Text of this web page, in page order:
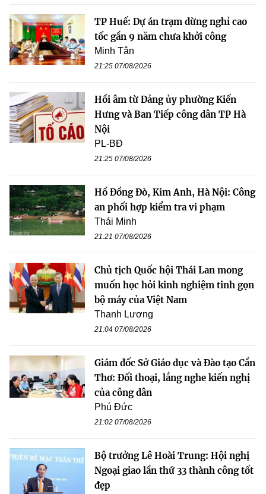
TP Huế: Dự án trạm dừng nghỉ cao
tốc gần 9 năm chưa khởi công
Minh Tân
21:25 07/08/2026
Hồi âm từ Đảng ủy phường Kiến
Hưng và Ban Tiếp công dân TP Hà
Nội
PL-BĐ
21:25 07/08/2026
Hồ Đồng Đò, Kim Anh, Hà Nội: Công
an phối hợp kiểm tra vi phạm
Thái Minh
21:21 07/08/2026
Chủ tịch Quốc hội Thái Lan mong
muốn học hỏi kinh nghiệm tinh gọn
bộ máy của Việt Nam
Thanh Lương
21:04 07/08/2026
Giám đốc Sở Giáo dục và Đào tạo Cần
Thơ: Đối thoại, lắng nghe kiến nghị
của công dân
Phú Đức
21:02 07/08/2026
Bộ trưởng Lê Hoài Trung: Hội nghị
Ngoại giao lần thứ 33 thành công tốt
đẹp